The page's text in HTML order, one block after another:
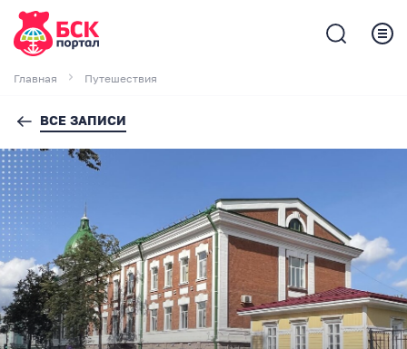
Главная Путешествия
ВСЕ ЗАПИСИ